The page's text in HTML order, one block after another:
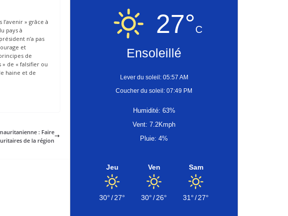
» grâce à
pays à
n’a pas
et
de
de « falsifier ou
haine et de
: Faire
de la région
27°C
Ensoleillé
Lever du soleil: 05:57 AM
Coucher du soleil: 07:49 PM
Humidité: 63%
Vent: 7.2Kmph
Pluie: 4%
Jeu
30°/27°
Ven
30°/26°
Sam
31°/27°